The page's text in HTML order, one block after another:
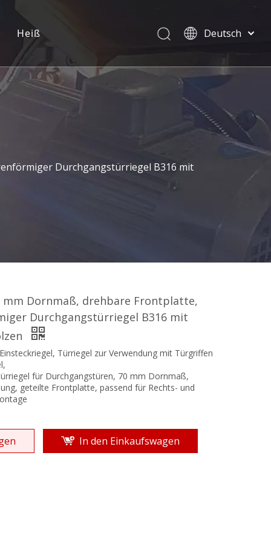
Heiß
Deutsch
العربية
Português
Durchgangstürriegel B316 mit
mm Dornmaß, drehbare Frontplatte,
Durchgangstürriegel B316 mit
Türriegel zur Verwendung mit Türgriffen
für Durchgangstüren, 70 mm Dornmaß,
geteilte Frontplatte, passend für Rechts- und
In den Einkaufswagen